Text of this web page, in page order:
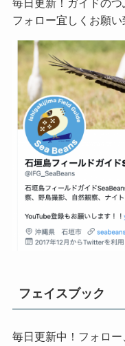
毎日更新！ガイドのつ
フォロー宜しくお願い
フェイスブック
毎日更新中！フォロ